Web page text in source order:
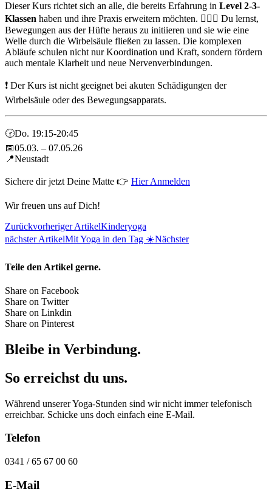
Dieser Kurs richtet sich an alle, die bereits Erfahrung in Level 2-3-
Klassen haben und ihre Praxis erweitern möchten. 🧘‍♀️✨ Du lernst,
Bewegungen aus der Hüfte heraus zu initiieren und sie wie eine
Welle durch die Wirbelsäule fließen zu lassen. Die komplexen
Abläufe schulen nicht nur Koordination und Kraft, sondern fördern
auch mentale Klarheit und neue Nervenverbindungen.
❗ Der Kurs ist nicht geeignet bei akuten Schädigungen der
Wirbelsäule oder des Bewegungsapparats.
🕝Do. 19:15-20:45
📅05.03. – 07.05.26
📍Neustadt
Sichere dir jetzt Deine Matte 👉 Hier Anmelden
Wir freuen uns auf Dich!
Zurückvorheriger ArtikelKinderyoga
nächster ArtikelMit Yoga in den Tag ☀️Nächster
Teile den Artikel gerne.
Share on Facebook
Share on Twitter
Share on Linkdin
Share on Pinterest
Bleibe in Verbindung.
So erreichst du uns.
Während unserer Yoga-Stunden sind wir nicht immer telefonisch
erreichbar. Schicke uns doch einfach eine E-Mail.
Telefon
0341 / 65 67 00 60
E-Mail